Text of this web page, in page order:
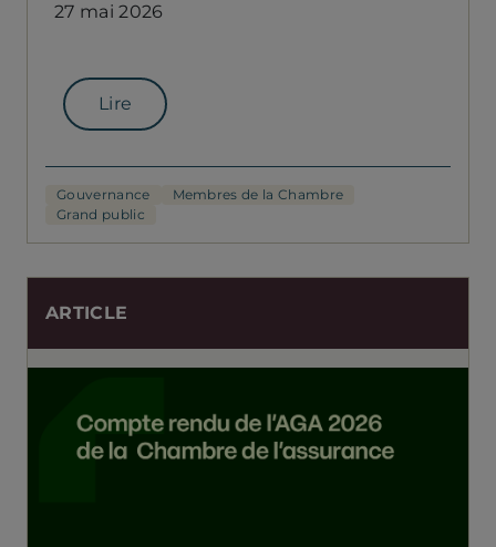
27 mai 2026
Lire
Gouvernance
Membres de la Chambre
Grand public
ARTICLE